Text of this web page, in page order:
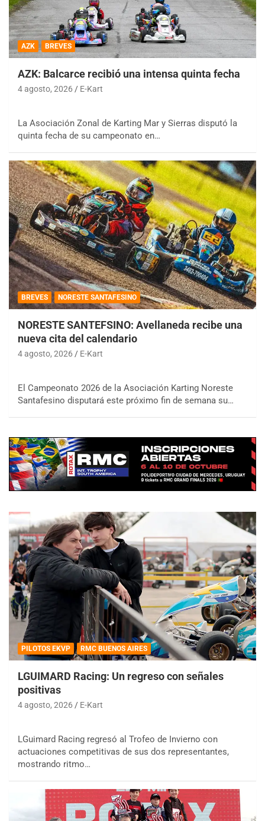
AZK BREVES
AZK: Balcarce recibió una intensa quinta fecha
4 agosto, 2026 E-Kart
La Asociación Zonal de Karting Mar y Sierras disputó la
quinta fecha de su campeonato en…
BREVES NORESTE SANTAFESINO
NORESTE SANTEFSINO: Avellaneda recibe una
nueva cita del calendario
4 agosto, 2026 E-Kart
El Campeonato 2026 de la Asociación Karting Noreste
Santafesino disputará este próximo fin de semana su…
PILOTOS EKVP RMC BUENOS AIRES
LGUIMARD Racing: Un regreso con señales
positivas
4 agosto, 2026 E-Kart
LGuimard Racing regresó al Trofeo de Invierno con
actuaciones competitivas de sus dos representantes,
mostrando ritmo…